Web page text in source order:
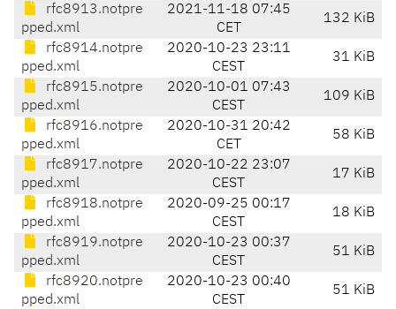
rfc8913.notpre
pped.xml
2021-11-18 07:45
CET
132 KiB
rfc8914.notpre
pped.xml
2020-10-23 23:11
CEST
31 KiB
rfc8915.notpre
pped.xml
2020-10-01 07:43
CEST
109 KiB
rfc8916.notpre
pped.xml
2020-10-31 20:42
CET
58 KiB
rfc8917.notpre
pped.xml
2020-10-22 23:07
CEST
17 KiB
rfc8918.notpre
pped.xml
2020-09-25 00:17
CEST
18 KiB
rfc8919.notpre
pped.xml
2020-10-23 00:37
CEST
51 KiB
rfc8920.notpre
pped.xml
2020-10-23 00:40
CEST
51 KiB